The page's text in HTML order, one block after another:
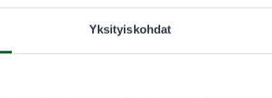
Yksityiskohdat